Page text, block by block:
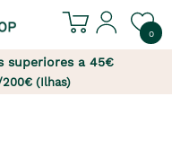
0
superiores a 45€
(Ilhas)